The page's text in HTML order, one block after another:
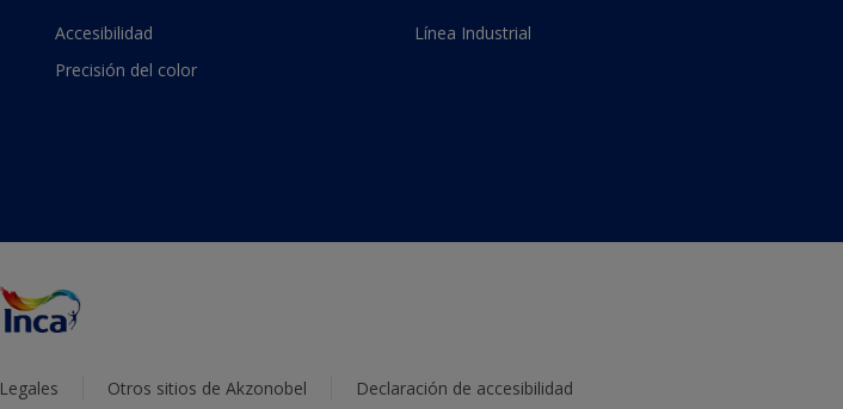
Accesibilidad
Precisión del color
Línea Industrial
Legales Otros sitios de Akzonobel Declaración de accesibilidad